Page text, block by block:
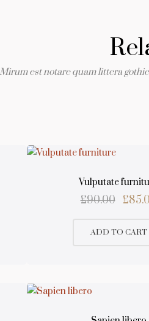
Mirum est notare quam littera
Vulputate
£90.00
was:
£
ADD TO CART